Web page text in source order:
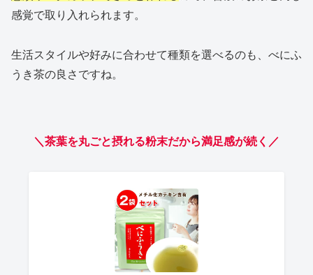
感覚で取り入れられます。
生活スタイルや好みに合わせて種類を選べるのも、べにふ
うき茶の良さですね。
＼茶葉を丸ごと摂れる粉末だから満足感が続く／